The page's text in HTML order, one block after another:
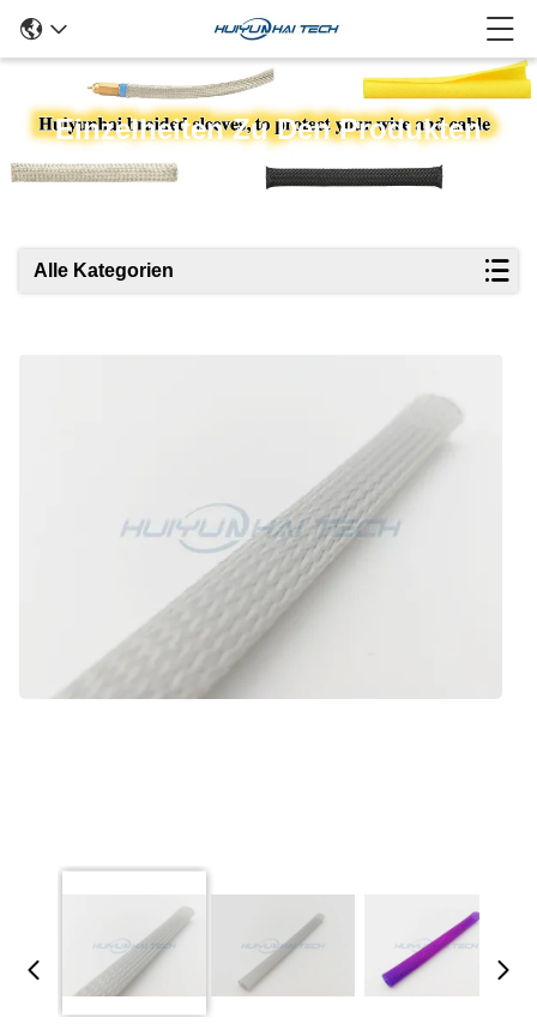
Einzelheiten Zu Den Produkten
Alle Kategorien